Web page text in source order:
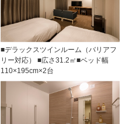
■デラックスツインルーム（バリアフ
リー対応） ■広さ31.2㎡■ベッド幅
110×195cm×2台